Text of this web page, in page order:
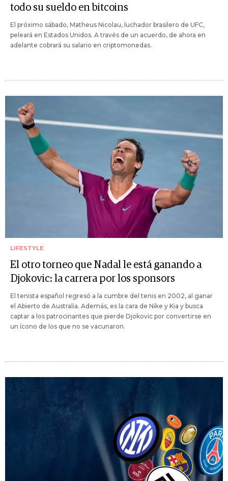
todo su sueldo en bitcoins
El próximo sábado, Matheus Nicolau, luchador brasilero de UFC,
peleará en Estados Unidos. A través de un acuerdo, de ahora en
adelante cobrará su salario en criptomonedas.
LIFESTYLE
El otro torneo que Nadal le está ganando a
Djokovic: la carrera por los sponsors
El tenista español regresó a la cumbre del tenis en 2002, al ganar
el Abierto de Australia. Además, es la cara de Nike y Kia y busca
captar a los patrocinantes que pierde Djokovic por convertirse en
un ícono de los que no se vacunaron.